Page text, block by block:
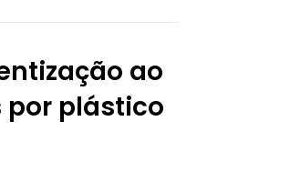
ao
plástico